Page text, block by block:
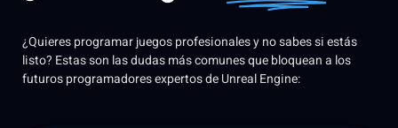
¿Quieres programar juegos profesionales y no sabes si estás
listo? Estas son las dudas más comunes que bloquean a los
futuros programadores expertos de Unreal Engine: